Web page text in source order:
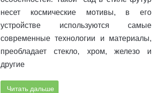
несет космические мотивы, в его
устройстве используются самые
современные технологии и материалы,
преобладает стекло, хром, железо и
другие
Читать дальше